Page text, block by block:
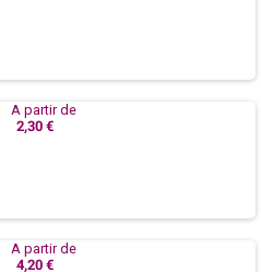
A partir de
2,30 €
A partir de
4,20 €